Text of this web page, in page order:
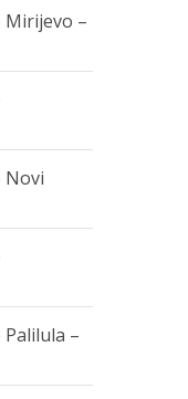
Mirijevo –
Novi
–